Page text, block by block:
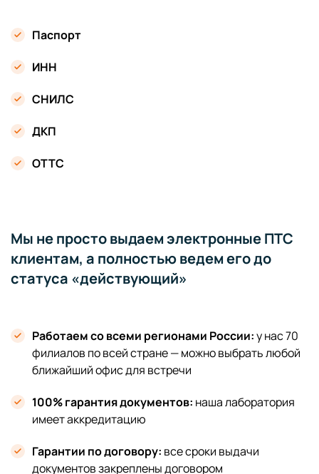
Паспорт
ИНН
СНИЛС
ДКП
ОТТС
Мы не просто выдаем электронные ПТС
клиентам, а полностью ведем его до
статуса «действующий»
Работаем со всеми регионами России:у нас 70
филиалов по всей стране — можно выбрать любой
ближайший офис для встречи
100% гарантия документов: наша лаборатория
имеет аккредитацию
Гарантии по договору: все сроки выдачи
документов закреплены договором